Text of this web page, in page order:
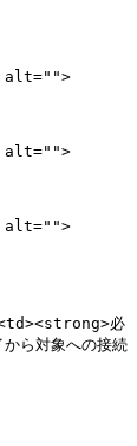
alt="">
alt="">
alt="">
必
ら対象への接続